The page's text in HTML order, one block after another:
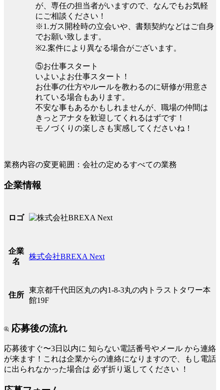
が、専任の担当者がいますので、なんでもお気軽
にご相談ください！
※1.ガス開栓時の立会いや、書類契約などはご自身
でお願い致します。
※2.案件により異なる場合がございます。
⑤お仕事スタート
いよいよお仕事スタート！
お仕事の仕方やルールを教わるのに研修が用意さ
れている場合もあります。
不安な事もあるかもしれませんが、職場の仲間は
きっとアナタを歓迎してくれるはずです！
モノづくりの楽しさも実感してくださいね！
業務内容の変更範囲：会社の定めるすべての業務
企業情報
ロゴ
企業
名
株式会社BREXA Next
住所
東京都千代田区丸の内1-8-3丸の内トラストタワー本
館19F
応募後の流れ
応募後すぐ〜3日以内に 知らない電話番号やメール から連絡
が来ます！これは企業からの連絡になりますので、もし電話
に出られなかった場合は 必ず折り返してください ！